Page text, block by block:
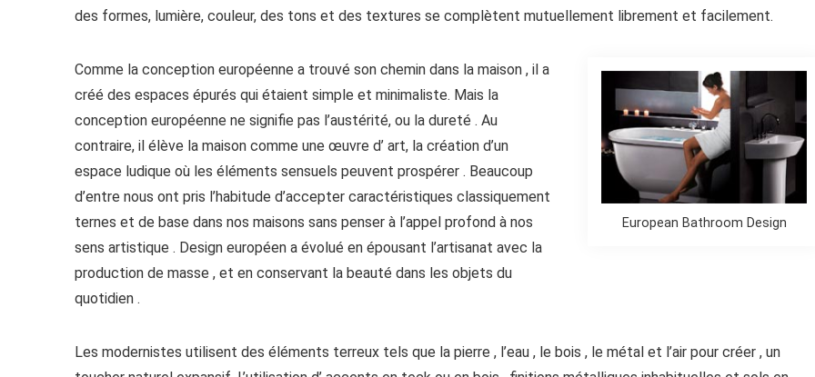
des formes, lumière, couleur, des tons et des textures se complètent mutuellement librement et facilement.
European Bathroom Design
Comme la conception européenne a trouvé son chemin dans la maison , il a
créé des espaces épurés qui étaient simple et minimaliste. Mais la
conception européenne ne signifie pas l’austérité, ou la dureté . Au
contraire, il élève la maison comme une œuvre d’ art, la création d’un
espace ludique où les éléments sensuels peuvent prospérer . Beaucoup
d’entre nous ont pris l’habitude d’accepter caractéristiques classiquement
ternes et de base dans nos maisons sans penser à l’appel profond à nos
sens artistique . Design européen a évolué en épousant l’artisanat avec la
production de masse , et en conservant la beauté dans les objets du
quotidien .
Les modernistes utilisent des éléments terreux tels que la pierre , l’eau , le bois , le métal et l’air pour créer , un